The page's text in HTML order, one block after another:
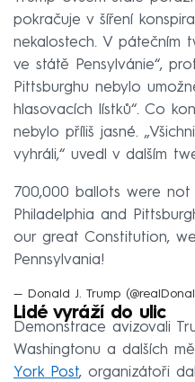
pokračuje v šíření
nekalostech. V pátečním
ve státě Pensylvánie“,
Pittsburghu nebylo
hlasovacích lístků“. Co
nebylo příliš jasné.
vyhráli,“ uvedl v dalším
700,000 ballots were
Philadelphia and
our great Constitution,
Pennsylvania!
— Donald J. Trump
Lidé vyráží do ulic
Demonstrace avizovali
Washingtonu a dalších
York Post, organizátoři